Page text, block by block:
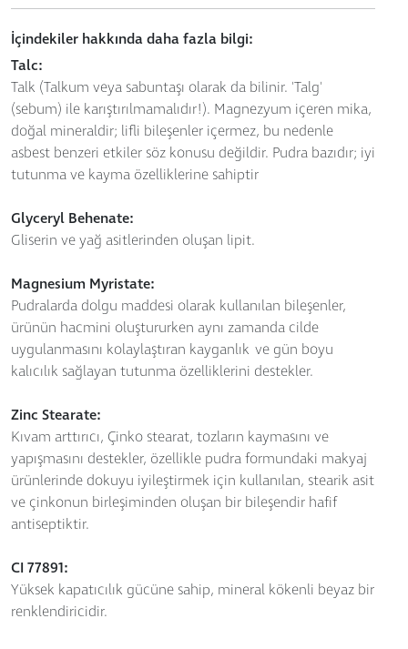
İçindekiler hakkında daha fazla bilgi:
Talc:
Talk (Talkum veya sabuntaşı olarak da bilinir. 'Talg'
(sebum) ile karıştırılmamalıdır!). Magnezyum içeren mika,
doğal mineraldir; lifli bileşenler içermez, bu nedenle
asbest benzeri etkiler söz konusu değildir. Pudra bazıdır; iyi
tutunma ve kayma özelliklerine sahiptir
Glyceryl Behenate:
Gliserin ve yağ asitlerinden oluşan lipit.
Magnesium Myristate:
Pudralarda dolgu maddesi olarak kullanılan bileşenler,
ürünün hacmini oluştururken aynı zamanda cilde
uygulanmasını kolaylaştıran kayganlık ve gün boyu
kalıcılık sağlayan tutunma özelliklerini destekler.
Zinc Stearate:
Kıvam arttırıcı, Çinko stearat, tozların kaymasını ve
yapışmasını destekler, özellikle pudra formundaki makyaj
ürünlerinde dokuyu iyileştirmek için kullanılan, stearik asit
ve çinkonun birleşiminden oluşan bir bileşendir hafif
antiseptiktir.
CI 77891:
Yüksek kapatıcılık gücüne sahip, mineral kökenli beyaz bir
renklendiricidir.